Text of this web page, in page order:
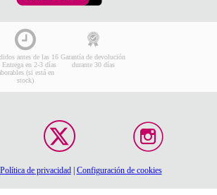
antes de las 16
Entrega en 2-3 días
(si está en
stock)
Garantía de devolución
durante 30 días
Política de privacidad| Configuración de cookies